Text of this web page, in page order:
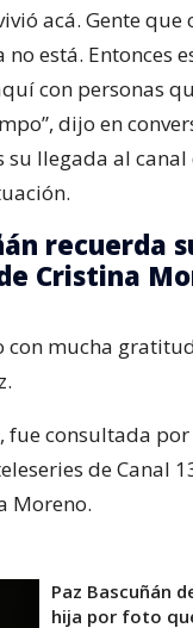
acá. Gente que
está. Entonces
con personas
dijo en
su llegada al
recuerda
Cristina
con mucha
fue consultada
de Canal
Moreno.
Paz Bascuñán
hija por foto